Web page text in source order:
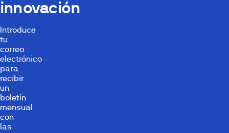
innovación
Introduce
tu
correo
electrónico
para
recibir
un
boletín
mensual
con
las